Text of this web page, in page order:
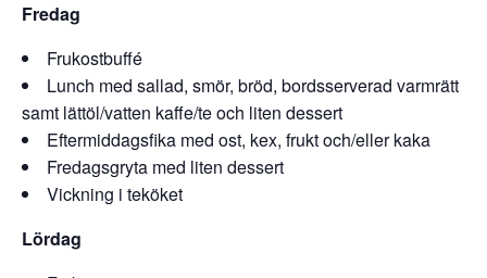
Fredag
Frukostbuffé
Lunch med sallad, smör, bröd, bordsserverad varmrätt
samt lättöl/vatten kaffe/te och liten dessert
Eftermiddagsfika med ost, kex, frukt och/eller kaka
Fredagsgryta med liten dessert
Vickning i teköket
Lördag